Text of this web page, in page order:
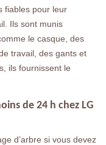
fiables pour leur
Ils sont munis
le casque, des
travail, des gants et
ils fournissent le
de 24 h chez LG
d’arbre si vous devez